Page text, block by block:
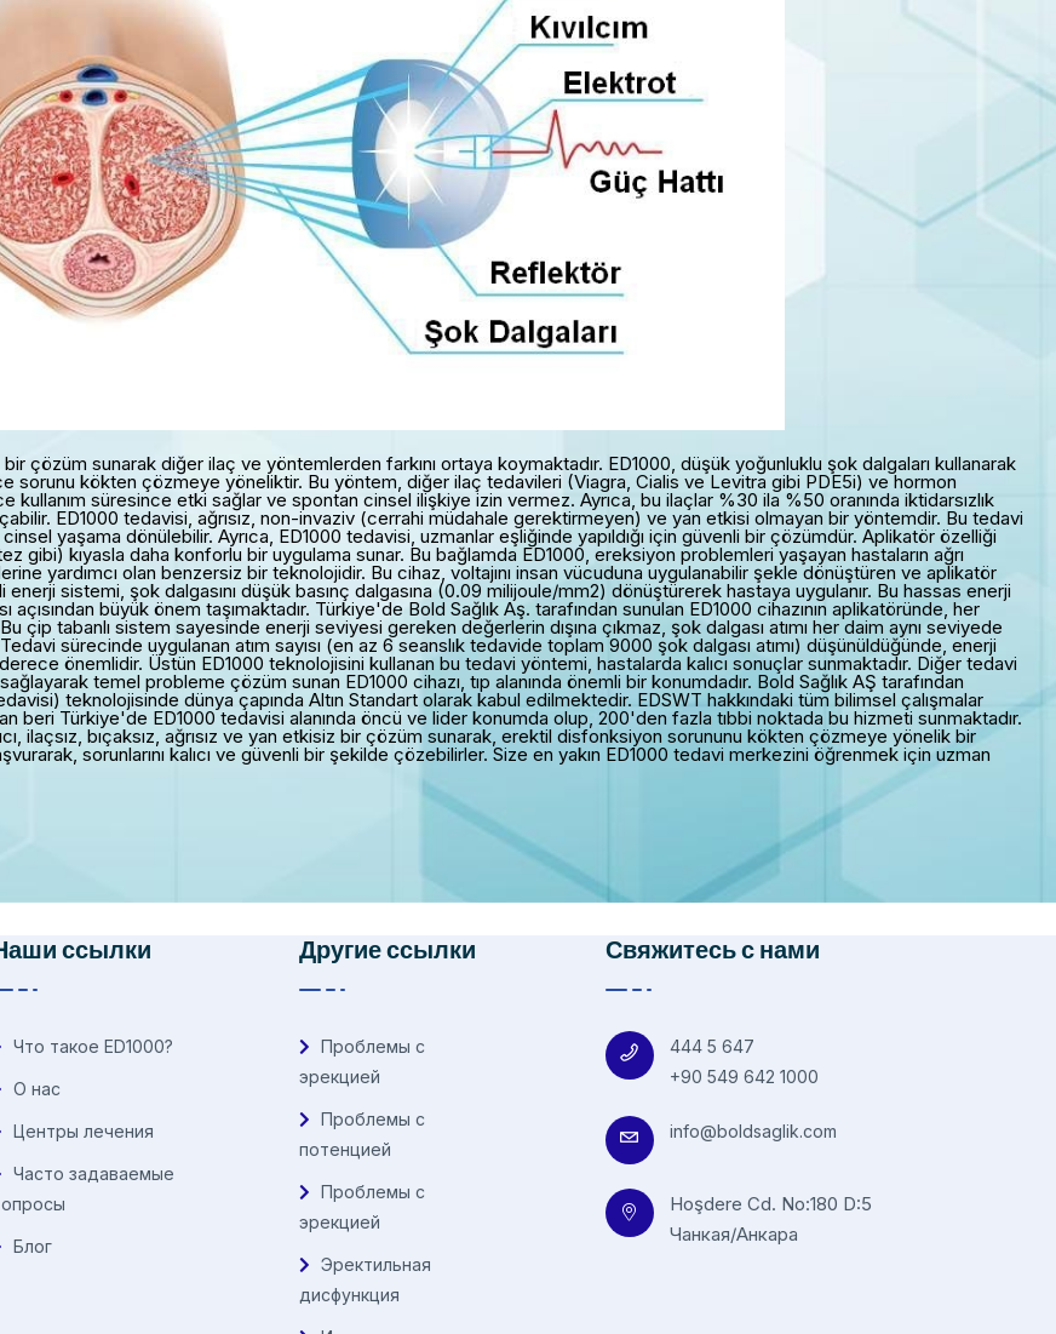
çözüm sunarak diğer ilaç ve yöntemlerden farkını ortaya koymaktadır. ED1000, düşük yoğunluklu şok dalgaları kullanarak
sorunu kökten çözmeye yöneliktir. Bu yöntem, diğer ilaç tedavileri (Viagra, Cialis ve Levitra gibi PDE5i) ve hormon
süresince etki sağlar ve spontan cinsel ilişkiye izin vermez. Ayrıca, bu ilaçlar %30 ila %50 oranında iktidarsızlık
ED1000 tedavisi, ağrısız, non-invaziv (cerrahi müdahale gerektirmeyen) ve yan etkisi olmayan bir yöntemdir. Bu tedavi
yaşama dönülebilir. Ayrıca, ED1000 tedavisi, uzmanlar eşliğinde yapıldığı için güvenli bir çözümdür. Aplikatör özelliği
kıyasla daha konforlu bir uygulama sunar. Bu bağlamda ED1000, ereksiyon problemleri yaşayan hastaların ağrı
yardımcı olan benzersiz bir teknolojidir. Bu cihaz, voltajını insan vücuduna uygulanabilir şekle dönüştüren ve aplikatör
enerji sistemi, şok dalgasını düşük basınç dalgasına (0.09 milijoule/mm2) dönüştürerek hastaya uygulanır. Bu hassas enerji
açısından büyük önem taşımaktadır. Türkiye'de Bold Sağlık Aş. tarafından sunulan ED1000 cihazının aplikatöründe, her
çip tabanlı sistem sayesinde enerji seviyesi gereken değerlerin dışına çıkmaz, şok dalgası atımı her daim aynı seviyede
sürecinde uygulanan atım sayısı (en az 6 seanslık tedavide toplam 9000 şok dalgası atımı) düşünüldüğünde, enerji
önemlidir. Üstün ED1000 teknolojisini kullanan bu tedavi yöntemi, hastalarda kalıcı sonuçlar sunmaktadır. Diğer tedavi
temel probleme çözüm sunan ED1000 cihazı, tıp alanında önemli bir konumdadır. Bold Sağlık AŞ tarafından
teknolojisinde dünya çapında Altın Standart olarak kabul edilmektedir. EDSWT hakkındaki tüm bilimsel çalışmalar
beri Türkiye'de ED1000 tedavisi alanında öncü ve lider konumda olup, 200'den fazla tıbbi noktada bu hizmeti sunmaktadır.
ilaçsız, bıçaksız, ağrısız ve yan etkisiz bir çözüm sunarak, erektil disfonksiyon sorununu kökten çözmeye yönelik bir
sorunlarını kalıcı ve güvenli bir şekilde çözebilirler. Size en yakın ED1000 tedavi merkezini öğrenmek için uzman
ссылки
Что такое ED1000?
О нас
Центры лечения
Часто задаваемые
Блог
Другие ссылки
Проблемы с
эрекцией
Проблемы с
потенцией
Проблемы с
эрекцией
Эректильная
дисфункция
Свяжитесь с нами
444 5 647
+90 549 642 1000
info@boldsaglik.com
Hoşdere Cd. No:180 D:5
Чанкая/Анкара